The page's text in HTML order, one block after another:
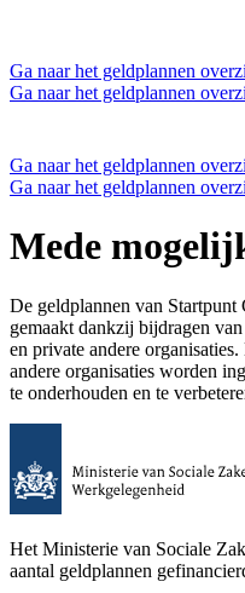
Ga naar het geldplannen
Ga naar het geldplannen
Ga naar het geldplannen
Ga naar het geldplannen
Mede
De geldplannen van
gemaakt dankzij bijdragen
en private andere
andere organisaties worden
te onderhouden en te
Het Ministerie van Sociale
aantal geldplannen